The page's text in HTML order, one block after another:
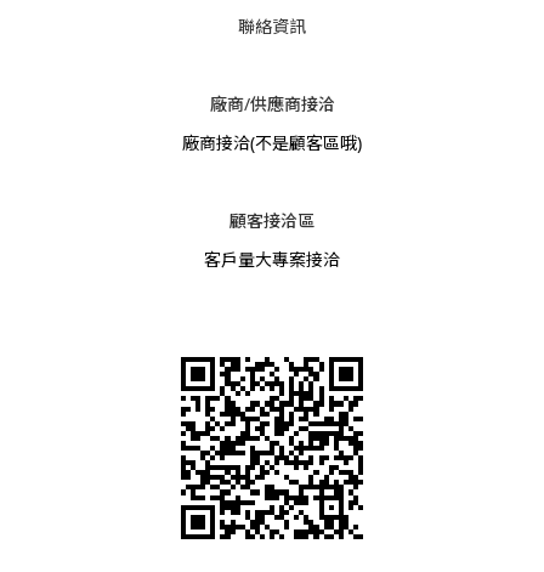
聯絡資訊
廠商/供應商接洽
廠商接洽(不是顧客區哦)
顧客接洽區
客戶量大專案接洽